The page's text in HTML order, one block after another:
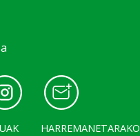
HARREMANETARAKO